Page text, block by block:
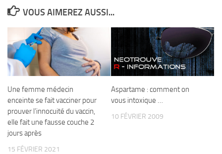
VOUS AIMEREZ AUSSI...
Une femme médecin
enceinte se fait vacciner pour
prouver l’innocuité du vaccin,
elle fait une fausse couche 2
jours après
15 FÉVRIER 2021
Aspartame : comment on
vous intoxique …
10 FÉVRIER 2009